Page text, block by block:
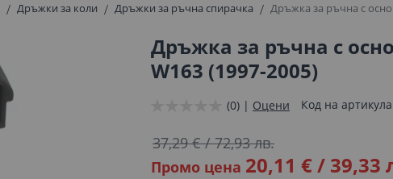
Дръжки за коли Дръжки за ръчна спирачка Дръжка за ръчна с
Дръжка за ръчна с
W163 (1997-2005)
(0) | Оцени Код на артикула
Промо цена 20,11 €/ 39,33
37,29 €/72,93 лв.